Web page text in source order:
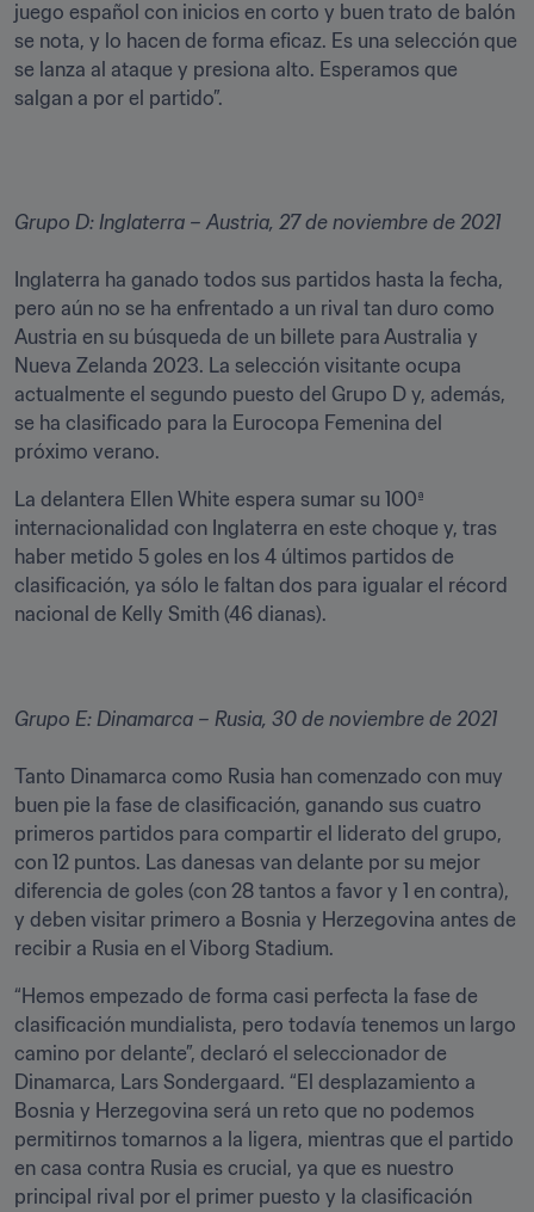
juego español con inicios en corto y buen trato de balón
se nota, y lo hacen de forma eficaz. Es una selección que
se lanza al ataque y presiona alto. Esperamos que
salgan a por el partido”.
Grupo D: Inglaterra – Austria, 27 de noviembre de 2021
Inglaterra ha ganado todos sus partidos hasta la fecha,
pero aún no se ha enfrentado a un rival tan duro como
Austria en su búsqueda de un billete para Australia y
Nueva Zelanda 2023. La selección visitante ocupa
actualmente el segundo puesto del Grupo D y, además,
se ha clasificado para la Eurocopa Femenina del
próximo verano.
La delantera Ellen White espera sumar su 100ª
internacionalidad con Inglaterra en este choque y, tras
haber metido 5 goles en los 4 últimos partidos de
clasificación, ya sólo le faltan dos para igualar el récord
nacional de Kelly Smith (46 dianas).
Grupo E: Dinamarca – Rusia, 30 de noviembre de 2021
Tanto Dinamarca como Rusia han comenzado con muy
buen pie la fase de clasificación, ganando sus cuatro
primeros partidos para compartir el liderato del grupo,
con 12 puntos. Las danesas van delante por su mejor
diferencia de goles (con 28 tantos a favor y 1 en contra),
y deben visitar primero a Bosnia y Herzegovina antes de
recibir a Rusia en el Viborg Stadium.
“Hemos empezado de forma casi perfecta la fase de
clasificación mundialista, pero todavía tenemos un largo
camino por delante”, declaró el seleccionador de
Dinamarca, Lars Sondergaard. “El desplazamiento a
Bosnia y Herzegovina será un reto que no podemos
permitirnos tomarnos a la ligera, mientras que el partido
en casa contra Rusia es crucial, ya que es nuestro
principal rival por el primer puesto y la clasificación